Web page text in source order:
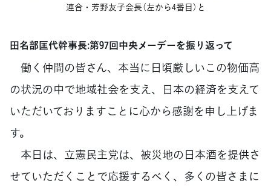
連合・芳野友子会長（左から4番目）と
田名部匡代幹事長:第97回中央メーデーを振り返って
働く仲間の皆さん、本当に日頃厳しいこの物価高
の状況の中で地域社会を支え、日本の経済を支えて
いただいておりますことに心から感謝を申し上げま
す。
本日は、立憲民主党は、被災地の日本酒を提供さ
せていただくことで応援するべく、多くの皆さまに